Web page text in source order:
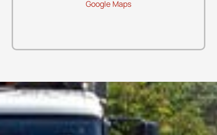
Google Maps